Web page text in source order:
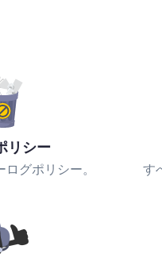
リシー
グポリシー。 す